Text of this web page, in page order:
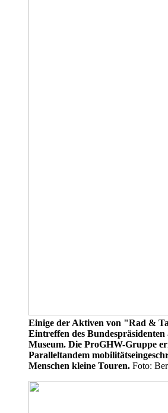
Einige der Aktiven von "Rad &
Eintreffen des Bundespräsidenten
Museum. Die ProGHW-Gruppe
Paralleltandem
Menschen kleine Touren. Foto: